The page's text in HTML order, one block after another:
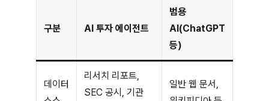
구분 AI 투자 에이전트
범용
AI(ChatGPT
등)
데이터
리서치 리포트,
SEC 공시, 기관
일반 웹 문서,